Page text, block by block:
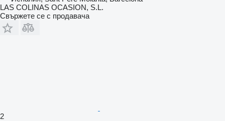
LAS COLINAS OCASION, S.L.
Свържете се с продавача
2